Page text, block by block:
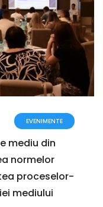
EVENIMENTE
scurtă de
reducerea
public